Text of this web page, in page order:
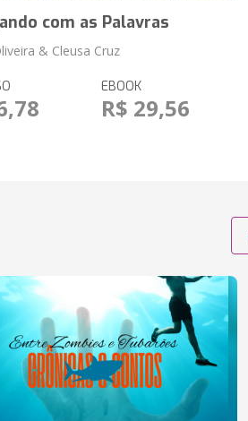
com as Palavras
& Cleusa Cruz
EBOOK
R$ 29,56